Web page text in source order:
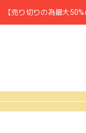
【売り切りの為最大